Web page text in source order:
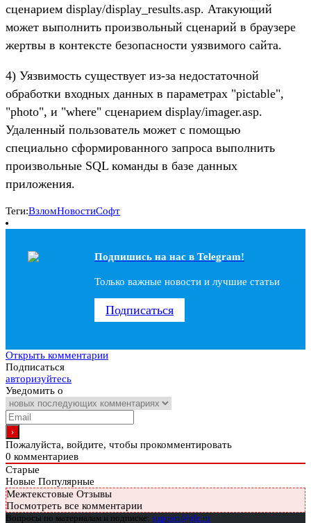
сценарием display/display_results.asp. Атакующий
может выполнить произвольный сценарий в браузере
жертвы в контексте безопасности уязвимого сайта.
4) Уязвимость существует из-за недостаточной
обработки входных данных в параметрах "pictable",
"photo", и "where" сценарием display/imager.asp.
Удаленный пользователь может с помощью
специально сформированного запроса выполнить
произвольные SQL команды в базе данных
приложения.
Теги:ВзломНовостиСофт
Подпишись на наc в Telegram!
Только важные новости и лучшие статьи
Подписаться
Открыть комментарии
Подписаться
авторизуйтесь
Уведомить о
Пожалуйста, войдите, чтобы прокомментировать
0 комментариев
Старые
Новые Популярные
Межтекстовые Отзывы
Посмотреть все комментарии
Вопросы по материалам и подписке: support@glc.ru